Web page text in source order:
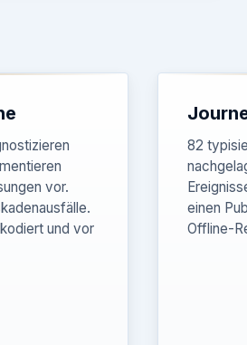
vor.
und vor
82
einen
Offline-